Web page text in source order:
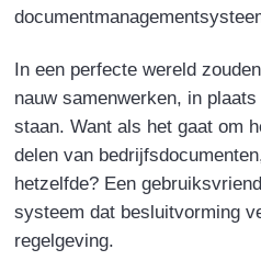
In een perfecte wereld
nauw samenwerken, in
staan. Want als het gaat om
delen van
hetzelfde? Een
systeem dat besluitvorming
regelgeving.